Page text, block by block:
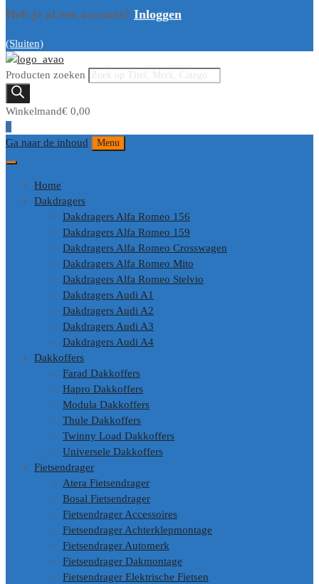
Heb je al een account? Inloggen
(Sluiten)
Producten zoeken
Winkelmand€ 0,00
0
Ga naar de inhoud
Menu
Home
Dakdragers
Dakdragers Alfa Romeo 156
Dakdragers Alfa Romeo 159
Dakdragers Alfa Romeo Crosswagen
Dakdragers Alfa Romeo Mito
Dakdragers Alfa Romeo Stelvio
Dakdragers Audi A1
Dakdragers Audi A2
Dakdragers Audi A3
Dakdragers Audi A4
Dakkoffers
Farad Dakkoffers
Hapro Dakkoffers
Modula Dakkoffers
Thule Dakkoffers
Twinny Load Dakkoffers
Universele Dakkoffers
Fietsendrager
Atera Fietsendrager
Bosal Fietsendrager
Fietsendrager Accessoires
Fietsendrager Achterklepmontage
Fietsendrager Automerk
Fietsendrager Dakmontage
Fietsendrager Elektrische Fietsen